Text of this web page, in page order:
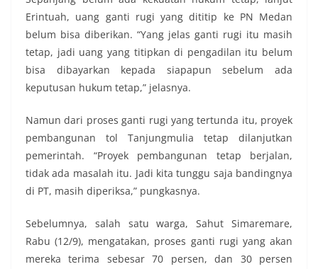
Erintuah, uang ganti rugi yang dititip ke PN Medan
belum bisa diberikan. “Yang jelas ganti rugi itu masih
tetap, jadi uang yang titipkan di pengadilan itu belum
bisa dibayarkan kepada siapapun sebelum ada
keputusan hukum tetap,” jelasnya.
Namun dari proses ganti rugi yang tertunda itu, proyek
pembangunan tol Tanjungmulia tetap dilanjutkan
pemerintah. “Proyek pembangunan tetap berjalan,
tidak ada masalah itu. Jadi kita tunggu saja bandingnya
di PT, masih diperiksa,” pungkasnya.
Sebelumnya, salah satu warga, Sahut Simaremare,
Rabu (12/9), mengatakan, proses ganti rugi yang akan
mereka terima sebesar 70 persen, dan 30 persen